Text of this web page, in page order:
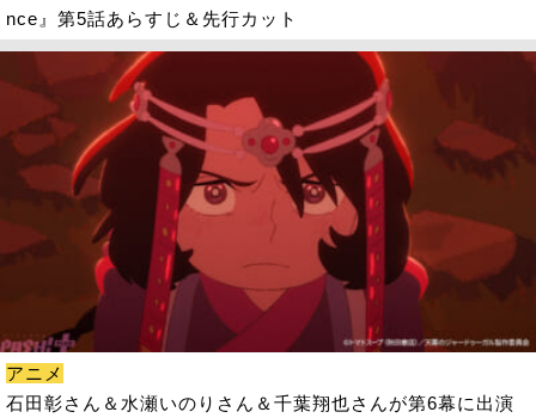
nce』第5話あらすじ＆先行カット
アニメ
石田彰さん＆水瀬いのりさん＆千葉翔也さんが第6幕に出演